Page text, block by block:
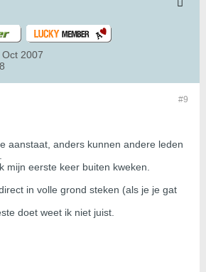
Oct 2007
#9
aanstaat, anders kunnen andere leden
mijn eerste keer buiten kweken.
in volle grond steken (als je je gat
doet weet ik niet juist.